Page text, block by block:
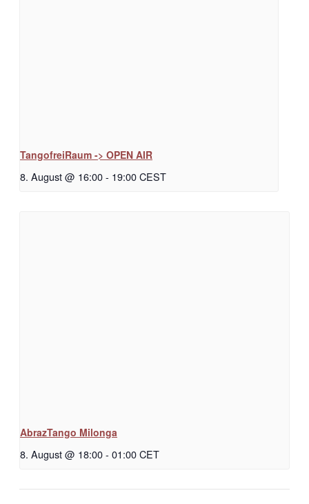
TangofreiRaum -> OPEN AIR
8. August @ 16:00- 19:00CEST
AbrazTango Milonga
8. August @ 18:00- 01:00CET